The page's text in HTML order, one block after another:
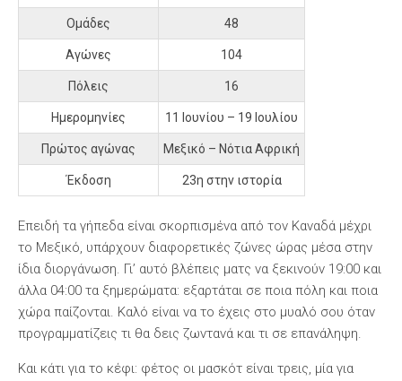
Ομάδες 48
Αγώνες 104
Πόλεις 16
Ημερομηνίες 11 Ιουνίου – 19 Ιουλίου
Πρώτος αγώνας Μεξικό – Νότια Αφρική
Έκδοση 23η στην ιστορία
Επειδή τα γήπεδα είναι σκορπισμένα από τον Καναδά μέχρι
το Μεξικό, υπάρχουν διαφορετικές ζώνες ώρας μέσα στην
ίδια διοργάνωση. Γι’ αυτό βλέπεις ματς να ξεκινούν 19:00 και
άλλα 04:00 τα ξημερώματα: εξαρτάται σε ποια πόλη και ποια
χώρα παίζονται. Καλό είναι να το έχεις στο μυαλό σου όταν
προγραμματίζεις τι θα δεις ζωντανά και τι σε επανάληψη.
Και κάτι για το κέφι: φέτος οι μασκότ είναι τρεις, μία για